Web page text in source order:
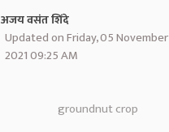
अजय वसंत शिंदे
Updated on Friday, 05 November
2021 09:25 AM
groundnut crop